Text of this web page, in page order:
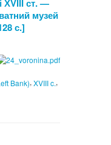
ХVІІІ ст. —
музей
с.]
Bank), XVIII c.,